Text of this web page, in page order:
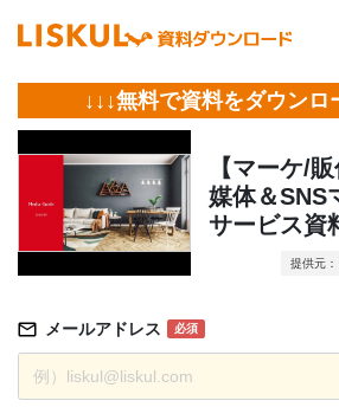
↓↓↓無料で資料をダウンロ
【マーケ/
媒体＆SNS
サービス資
提供元
メールアドレス 必須